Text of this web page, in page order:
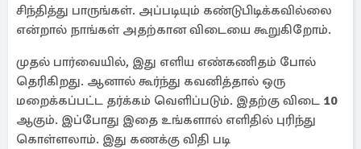
சிந்தித்து பாருங்கள். அப்படியும் கண்டுபிடிக்கவில்லை
என்றால் நாங்கள் அதற்கான விடையை கூறுகிறோம்.
முதல் பார்வையில், இது எளிய எண்கணிதம் போல்
தெரிகிறது. ஆனால் கூர்ந்து கவனித்தால் ஒரு
மறைக்கப்பட்ட தர்க்கம் வெளிப்படும். இதற்கு விடை 10
ஆகும். இப்போது இதை உங்களால் எளிதில் புரிந்து
கொள்ளலாம். இது கணக்கு விதி படி